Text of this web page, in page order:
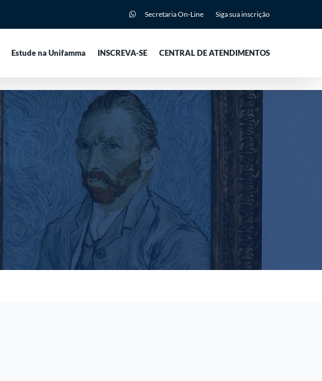
Secretaria On-Line Siga sua inscrição
Estude na Unifamma INSCREVA-SE CENTRAL DE ATENDIMENTOS